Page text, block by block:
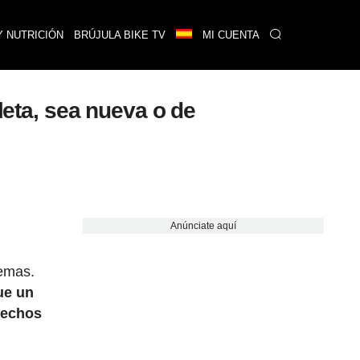
NUTRICIÓN BRÚJULA BIKE TV MI CUENTA
sea nueva o de
un
Anúnciate aquí